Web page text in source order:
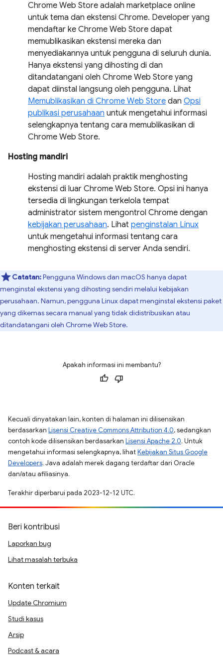
Chrome Web Store adalah marketplace online
untuk tema dan ekstensi Chrome. Developer yang
mendaftar ke Chrome Web Store dapat
memublikasikan ekstensi mereka dan
menyediakannya untuk pengguna di seluruh dunia.
Hanya ekstensi yang dihosting di dan
ditandatangani oleh Chrome Web Store yang
dapat diinstal langsung oleh pengguna. Lihat
Memublikasikan di Chrome Web Store dan Opsi
publikasi perusahaan untuk mengetahui informasi
selengkapnya tentang cara memublikasikan di
Chrome Web Store.
Hosting mandiri
Hosting mandiri adalah praktik menghosting
ekstensi di luar Chrome Web Store. Opsi ini hanya
tersedia di lingkungan terkelola tempat
administrator sistem mengontrol Chrome dengan
kebijakan perusahaan. Lihat penginstalan Linux
untuk mengetahui informasi tentang cara
menghosting ekstensi di server Anda sendiri.
Catatan:Pengguna Windows dan macOS hanya dapat
menginstal ekstensi yang dihosting sendiri melalui kebijakan
perusahaan. Namun, pengguna Linux dapat menginstal ekstensi paket
yang dikemas secara manual yang tidak didistribusikan atau
ditandatangani oleh Chrome Web Store.
Apakah informasi ini membantu?
Kecuali dinyatakan lain, konten di halaman ini dilisensikan
berdasarkan Lisensi Creative Commons Attribution 4.0, sedangkan
contoh kode dilisensikan berdasarkan Lisensi Apache 2.0. Untuk
mengetahui informasi selengkapnya, lihatKebijakan Situs Google
Developers. Java adalah merek dagang terdaftar dari Oracle
dan/atau afiliasinya.
Terakhir diperbarui pada 2023-12-12 UTC.
Beri kontribusi
Laporkan bug
Lihat masalah terbuka
Konten terkait
Update Chromium
Studi kasus
Arsip
Podcast & acara